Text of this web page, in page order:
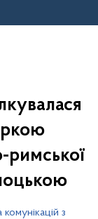
римської
з